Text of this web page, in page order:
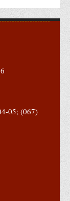
05; (067)